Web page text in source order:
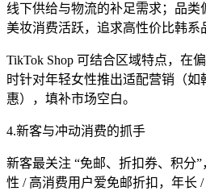
线下供给与物流的补足需求；品
美妆消费活跃，追求高性价比韩系
TikTok Shop 可结合区域特点，在
时针对年轻女性推出适配营销（
惠），填补市场空白。
4.新客与冲动消费的抓手
新客最关注 “免邮、折扣券、积分
性 / 高消费用户爱免邮折扣，年长